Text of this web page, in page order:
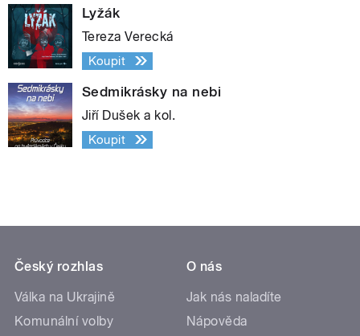
Lyžák
Tereza Verecká
Koupit
Sedmikrásky na nebi
Jiří Dušek a kol.
Koupit
Český rozhlas
Válka na Ukrajině
Komunální volby
O nás
Jak nás naladíte
Nápověda